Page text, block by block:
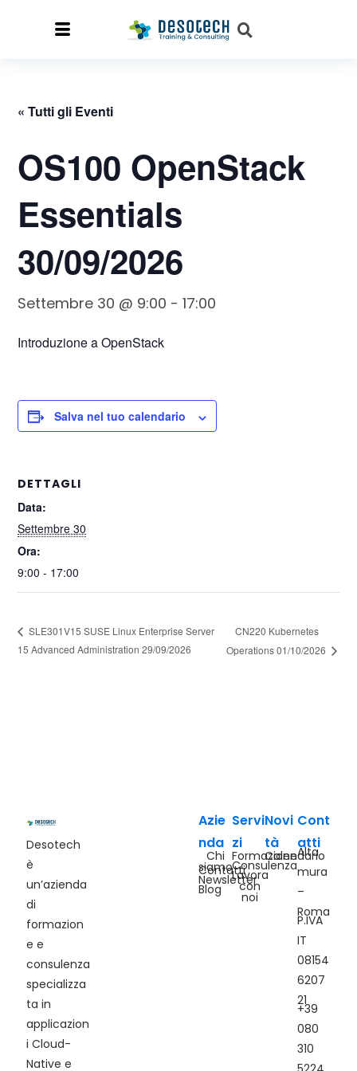
« Tutti gli Eventi
OS100 OpenStack
Essentials
30/09/2026
Settembre 30 @ 9:00 -17:00
Introduzione a OpenStack
Salva nel tuo calendario
DETTAGLI
Data:
Settembre 30
Ora:
9:00 - 17:00
SLE301V15 SUSE Linux Enterprise Server
15 Advanced Administration 29/09/2026
CN220 Kubernetes
Operations 01/10/2026
Desotech
è
un’azienda
di
formazion
e e
consulenza
specializza
ta in
applicazion
i Cloud-
Native e
Azie
nda
Chi
siamo
Contatti
Newsletter
Blog
Servi
zi
Formazione
Consulenza
Lavora
con
noi
Novi
tà
Calendario
Cont
atti
Alta
mura
–
Roma
P.IVA
IT
08154
6207
21
+39
080
310